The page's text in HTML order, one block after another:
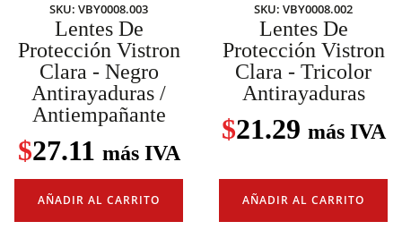
SKU: VBY0008.003
Lentes De
Protección Vistron
Clara - Negro
Antirayaduras /
Antiempañante
$27.11 más IVA
AÑADIR AL CARRITO
SKU: VBY0008.002
Lentes De
Protección Vistron
Clara - Tricolor
Antirayaduras
$21.29 más IVA
AÑADIR AL CARRITO